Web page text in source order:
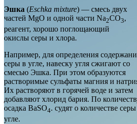
Эшка (Eschka mixture) — смесь двух
частей MgO и одной части Na2CO3,
реагент, хорошо поглощающий
окислы серы и хлора.
Например, для определения
серы в угле, навеску угля сжигают со
смесью Эшка. При этом образуются
растворимые сульфаты магния и
Их растворяют в горячей воде и затем
добавляют хлорид бария. По
осадка BaSO4. судят о количестве
угле.